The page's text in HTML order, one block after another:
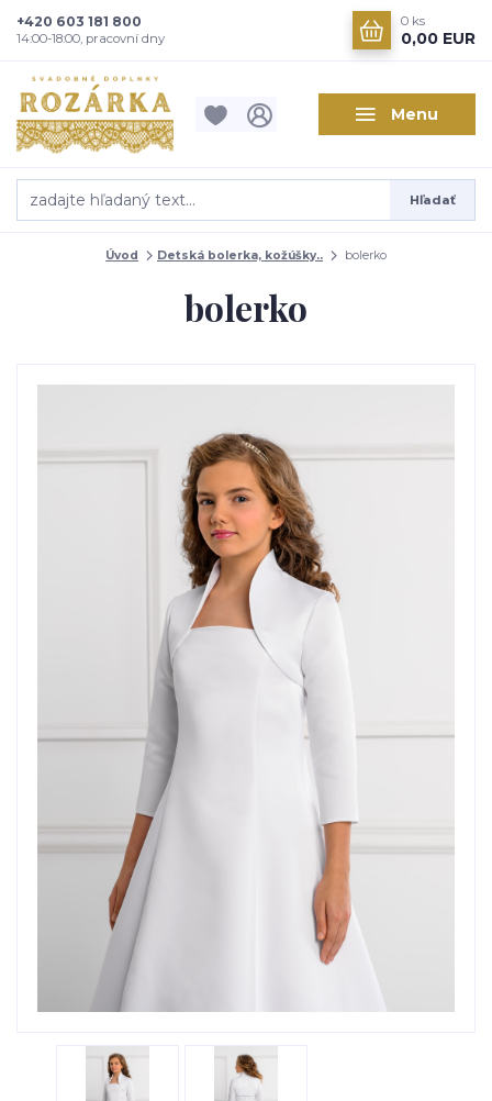
Menu
Hľadať
+420 603 181 800
14:00-18:00, pracovní dny
0 ks
0,00 EUR
Úvod Detská bolerka, kožúšky.. bolerko
bolerko